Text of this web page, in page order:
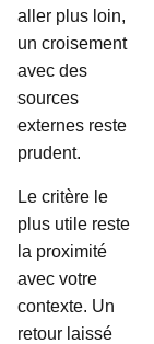
aller plus loin,
un croisement
avec des
sources
externes reste
prudent.
Le critère le
plus utile reste
la proximité
avec votre
contexte. Un
retour laissé